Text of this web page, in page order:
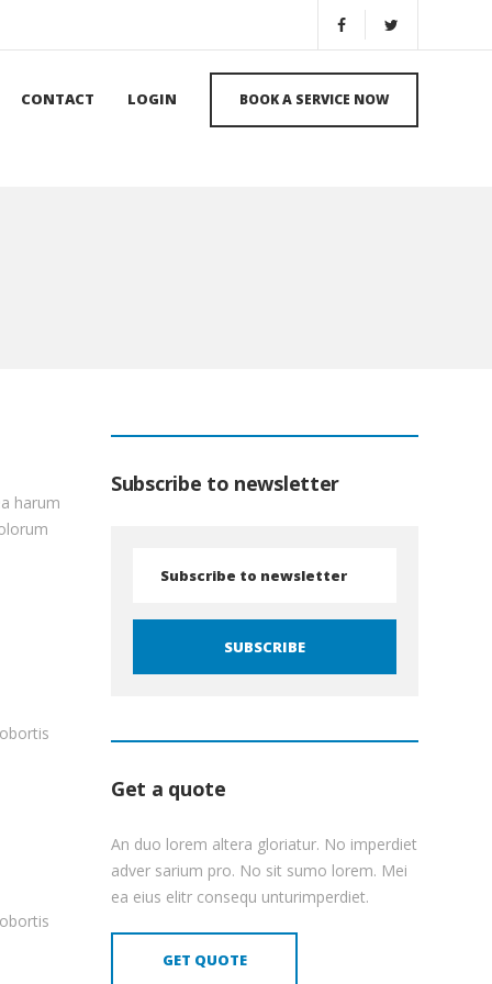
CONTACT LOGIN BOOK A SERVICE NOW
harum
Subscribe to newsletter
Get a quote
An duo lorem altera gloriatur. No imperdiet
adver sarium pro. No sit sumo lorem. Mei
ea eius elitr consequ unturimperdiet.
GET QUOTE